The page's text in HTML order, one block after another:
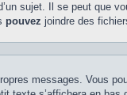
sujet. Il se peut
pouvez joindre des
messages. Vous